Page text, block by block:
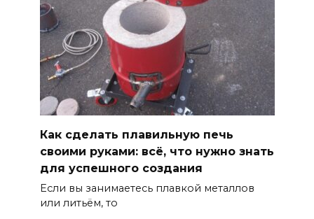
Как сделать плавильную печь
своими руками: всё, что нужно знать
для успешного создания
Если вы занимаетесь плавкой металлов
или литьём, то